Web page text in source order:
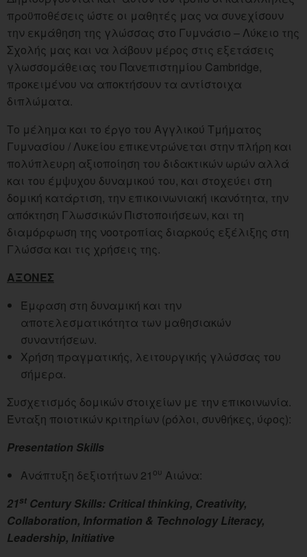
προϋποθέσεις ώστε οι μαθητές μας να συνεχίσουν
την εκμάθηση της γλώσσας στο Γυμνάσιο – Λύκειο της
Σχολής μας και να λάβουν μέρος στις εξετάσεις
γλωσσομάθειας του Πανεπιστημίου Cambridge,
προκειμένου να αποκτήσουν τα αντίστοιχα
διπλώματα.
Το μέλημα και το έργο του Αγγλικού Τμήματος
Γυμνασίου / Λυκείου επικεντρώνεται στην πλήρη και
πολύπλευρη αξιοποίηση του διδακτικών ωρών αλλά
και του έμψυχου δυναμικού του, και στοχεύει στη
δομική κατάρτιση, την επικοινωνιακή ικανότητα, την
απόκτηση Γλωσσικών Πιστοποιήσεων, και τη
διαμόρφωση της νοοτροπίας διαρκούς εξέλιξης στη
Γλώσσα και τις χρήσεις της.
ΑΞΟΝΕΣ
Έμφαση στη δυναμική και την
αποτελεσματικότητα των μαθησιακών
συναντήσεων.
Χρήση πραγματικής, λειτουργικής γλώσσας του
σήμερα.
Συσχετισμός δομικών στοιχείων με την επικοινωνία.
Ένταξη ποιοτικών κριτηρίων (ρόλοι, συνθήκες, ύφος):
Presentation Skills
Ανάπτυξη δεξιοτήτων 21 ου Αιώνα:
21st Century Skills: Critical thinking, Creativity,
Collaboration, Information & Technology Literacy,
Leadership, Initiative